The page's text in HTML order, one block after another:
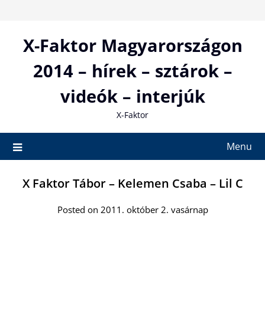
contentX-Faktor Magyarországon
2014 – hírek – sztárok –
videók – interjúk
X-Faktor
Menu
X Faktor Tábor – Kelemen Csaba – Lil C
Posted on 2011. október 2. vasárnap